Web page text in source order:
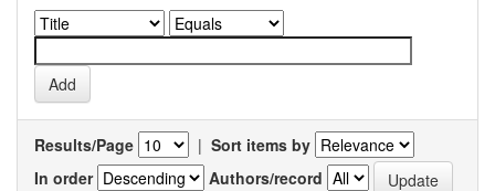
Results/Page | Sort items by
In order
Authors/record